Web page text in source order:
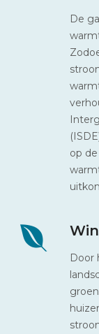
De
op
Door